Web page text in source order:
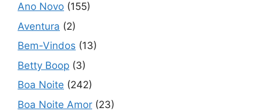
Ano Novo (155)
Aventura (2)
Bem-Vindos (13)
Betty Boop (3)
Boa Noite (242)
Boa Noite Amor (23)